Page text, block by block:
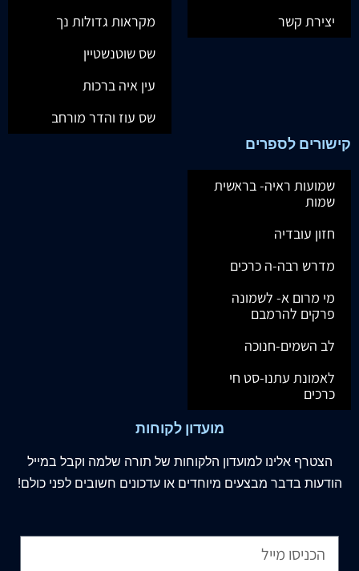
יצירת קשר
מקראות גדולות נך
שס שוטנשטיין
עין איה ברכות
שס עוז והדר מורחב
קישורים לספרים
שמועות ראיה- בראשית
שמות
חזון עובדיה
מדרש רבה-ה כרכים
מי מרום א- לשמונה
פרקים להרמבם
לב השמים-חנוכה
לאמונת עתנו-סט חי
כרכים
מועדון לקוחות
הצטרף אלינו למועדון הלקוחות של תורה שלמה וקבל במייל
הודעות בדבר מבצעים מיוחדים או עדכונים חשובים לפני כולם!